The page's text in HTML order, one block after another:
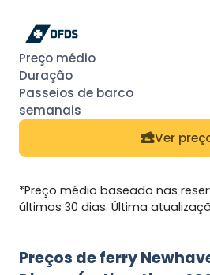
Ver
*Preço médio baseado nas
últimos 30 dias. Última
Preços de ferry